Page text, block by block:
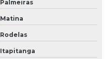
Palmeiras
Matina
Rodelas
Itapitanga